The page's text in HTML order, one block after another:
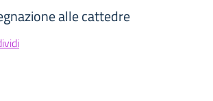
alle cattedre